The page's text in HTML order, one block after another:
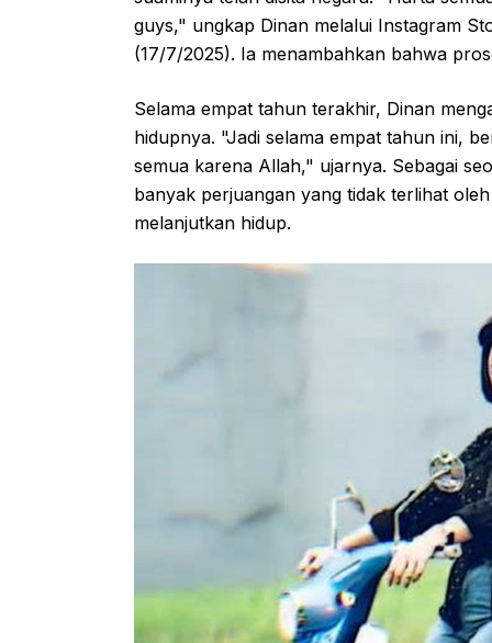
guys," ungkap Dinan melalui Instagram
(17/7/2025). Ia menambahkan bahwa
Selama empat tahun terakhir, Dinan
hidupnya. "Jadi selama empat tahun ini,
semua karena Allah," ujarnya. Sebagai
banyak perjuangan yang tidak terlihat
melanjutkan hidup.